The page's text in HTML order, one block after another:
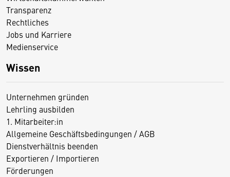
Transparenz
Rechtliches
Jobs und Karriere
Medienservice
Wissen
Unternehmen gründen
Lehrling ausbilden
1. Mitarbeiter:in
Allgemeine Geschäftsbedingungen / AGB
Dienstverhältnis beenden
Exportieren / Importieren
Förderungen